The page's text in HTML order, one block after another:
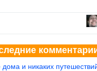
и никаких путешествий А